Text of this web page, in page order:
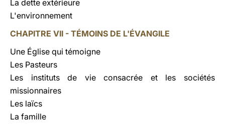
La dette extérieure
L'environnement
CHAPITRE VII - TÉMOINS DE L'ÉVANGILE
Une Église qui témoigne
Les Pasteurs
Les instituts de vie consacrée et les sociétés
missionnaires
Les laïcs
La famille